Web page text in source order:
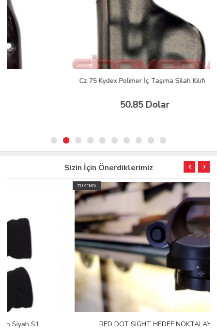
Cz 75 Kydex Polimer İç Taşıma Silah Kılıfı
50.85 Dolar
Sizin İçin Önerdiklerimiz
RED DOT SIGHT HEDEF NOKTALAYICI LAZERLİ